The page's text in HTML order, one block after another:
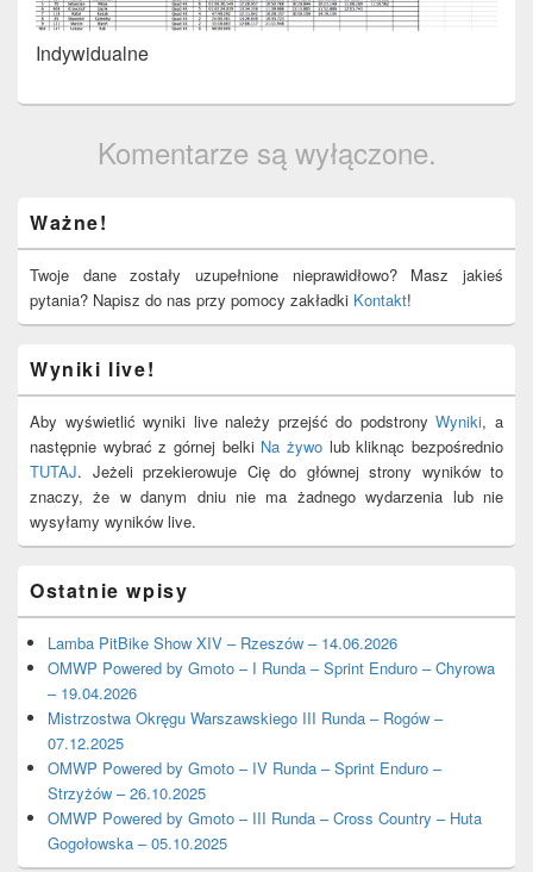
Indywidualne
Komentarze są wyłączone.
Sidebar
Widget
Area
Ważne!
Twoje dane zostały uzupełnione nieprawidłowo? Masz jakieś
pytania? Napisz do nas przy pomocy zakładki Kontakt!
Wyniki live!
Aby wyświetlić wyniki live należy przejść do podstronyWyniki, a
następnie wybrać z górnej belki Na żywo lub kliknąc bezpośrednio
TUTAJ. Jeżeli przekierowuje Cię do głównej strony wyników to
znaczy, że w danym dniu nie ma żadnego wydarzenia lub nie
wysyłamy wyników live.
Ostatnie wpisy
Lamba PitBike Show XIV – Rzeszów – 14.06.2026
OMWP Powered by Gmoto – I Runda – Sprint Enduro – Chyrowa
– 19.04.2026
Mistrzostwa Okręgu Warszawskiego III Runda – Rogów –
07.12.2025
OMWP Powered by Gmoto – IV Runda – Sprint Enduro –
Strzyżów – 26.10.2025
OMWP Powered by Gmoto – III Runda – Cross Country – Huta
Gogołowska – 05.10.2025